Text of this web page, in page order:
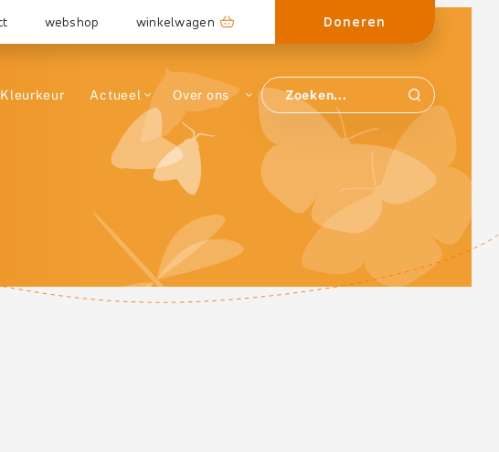
webshop winkelwagen Doneren
Kleurkeur Actueel Over ons